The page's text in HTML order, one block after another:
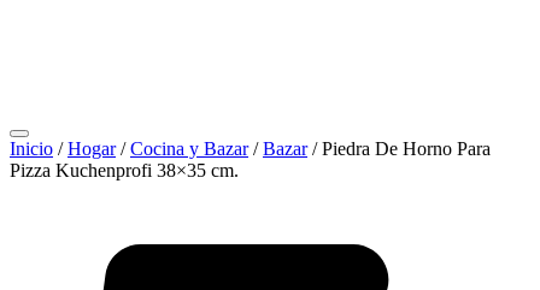
Inicio /Hogar/Cocina y Bazar/Bazar/ Piedra De Horno Para
Pizza Kuchenprofi 38×35 cm.